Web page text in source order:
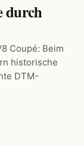
durch
Coupé: Beim
historische
DTM-